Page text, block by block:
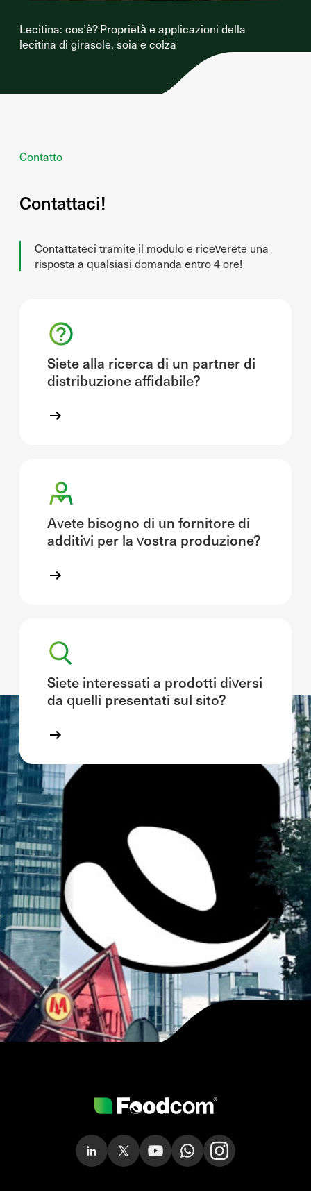
Lecitina: cos’è? Proprietà e applicazioni della
lecitina di girasole, soia e colza
Contatto
Contattaci!
Contattateci tramite il modulo e riceverete una
risposta a qualsiasi domanda entro 4 ore!
Siete alla ricerca di un partner di
distribuzione affidabile?
Avete bisogno di un fornitore di
additivi per la vostra produzione?
Siete interessati a prodotti diversi
da quelli presentati sul sito?